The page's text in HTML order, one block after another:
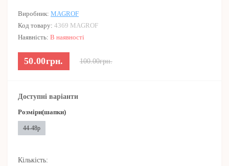
Виробник: MAGROF
Код товару: 4369 MAGROF
Наявність: В наявності
50.00грн. 100.00грн.
Доступні варіанти
Розміри(шапки)
44-48р
Кількість: